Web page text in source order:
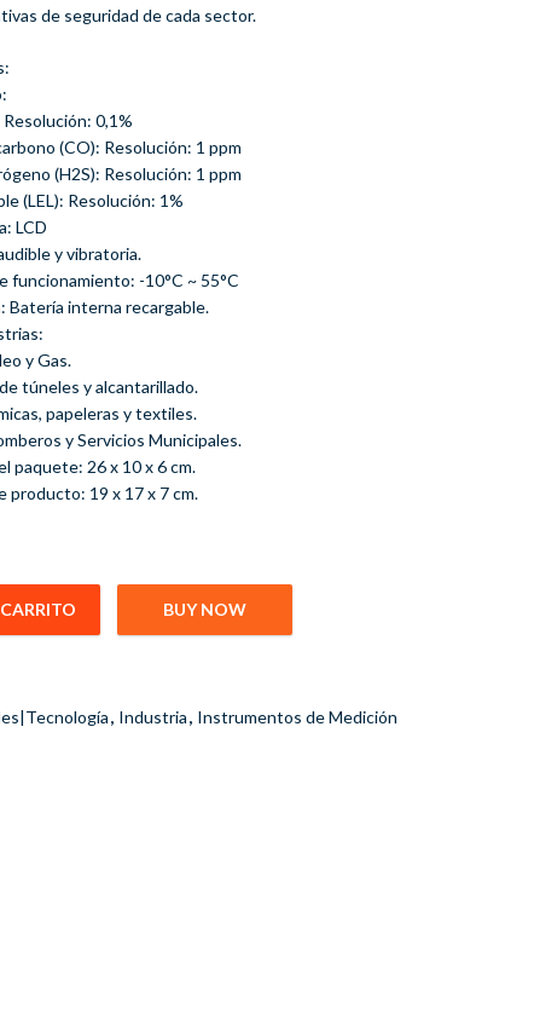
de seguridad de cada sector.
0,1%
(CO): Resolución: 1 ppm
(H2S): Resolución: 1 ppm
(LEL): Resolución: 1%
LCD
y vibratoria.
funcionamiento: -10°C ~ 55°C
Batería interna recargable.
y Gas.
túneles y alcantarillado.
papeleras y textiles.
y Servicios Municipales.
paquete: 26 x 10 x 6 cm.
producto: 19 x 17 x 7 cm.
O2 LEL Alarma Nohawk cantidad
BUY NOW
, Industria, Instrumentos de Medición